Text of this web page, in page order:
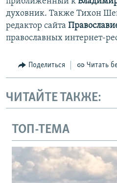
духовник. Также Тихон
редактор сайта
православных интернет-
Поделиться Читать
ЧИТАЙТЕ ТАКЖЕ:
ТОП-ТЕМА